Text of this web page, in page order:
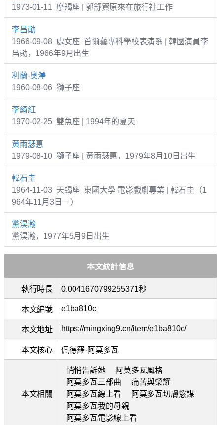
1973-01-11 摩羯座 | 郭舒賢原來在旅行社工作
李昌勛
1966-09-08 處女座 首爾藝專科學校表演系 | 韓國演員李
昌勛，1966年9月出生
利蘭-奧澤
1960-08-06 獅子座
李綺紅
1970-02-25 雙魚座 | 1994年的夏天
黃雨瑟惠
1979-08-10 獅子座 | 黃雨瑟惠，1979年8月10日出生
韓石圭
1964-11-03 天蝎座 東國大學 電影戲劇專業 | 韓石圭（1
964年11月3日－）
黨淏瀚
黨淏瀚，1977年5月9日出生
本文統計信息
執行時長 0.0041670799255371秒
本文編號 e1ba810c
本文地址 https://mingxing9.cn/item/e1ba810c/
本文核心 佩德羅·阿莫多瓦
本文相關
悄悄告訴她
阿莫多瓦風格
阿莫多瓦三部曲
痛苦與榮耀
阿莫多瓦線上看
阿莫多瓦切膚慾謀
阿莫多瓦我的母親
阿莫多瓦電影線上看